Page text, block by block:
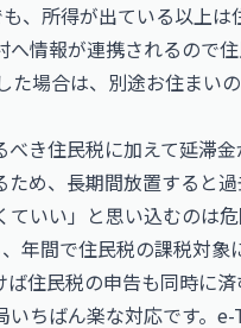
、所得が出ている以上
情報が連携されるので
場合は、別途お住まい
き住民税に加えて延滞
め、長期間放置すると
いい」と思い込むのは危
年間で住民税の課税対
住民税の申告も同時に
ちばん楽な対応です。e-